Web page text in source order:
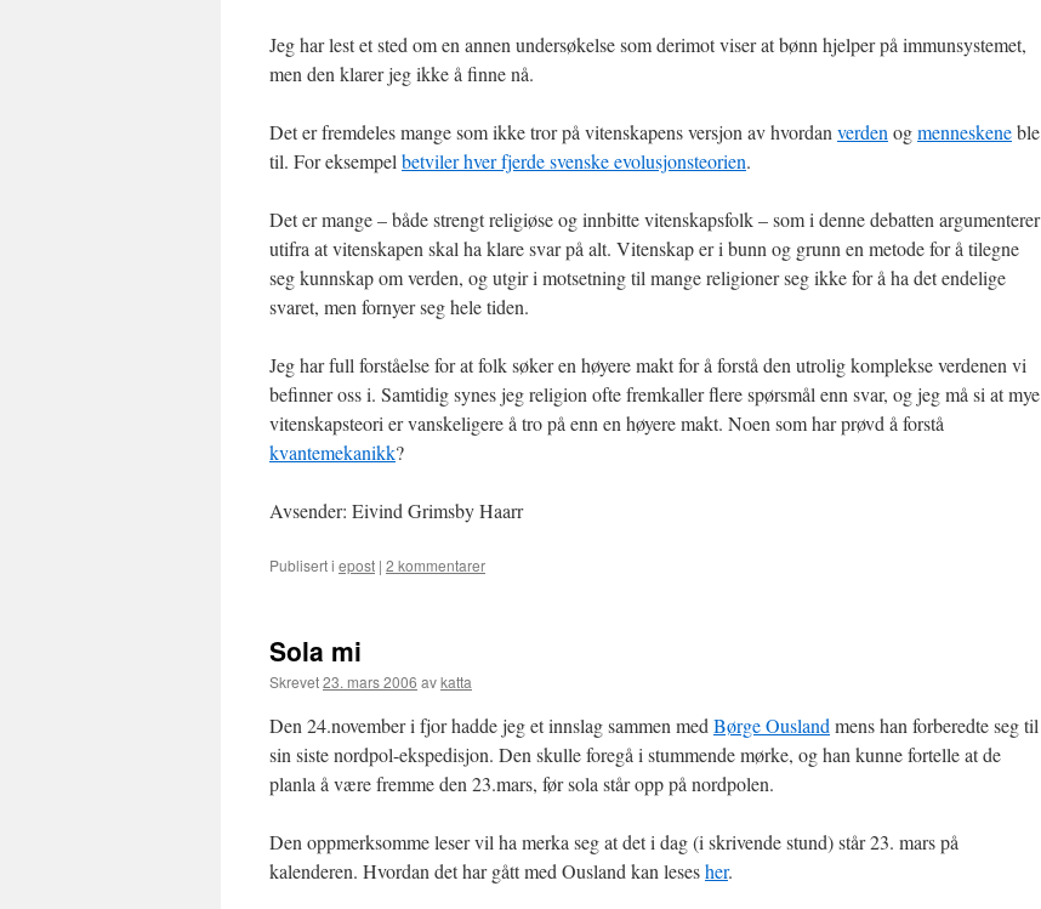
Jeg har lest et sted om en annen undersøkelse som derimot viser at bønn hjelper på immunsystemet,
men den klarer jeg ikke å finne nå.
Det er fremdeles mange som ikke tror på vitenskapens versjon av hvordan verden ogmenneskeneble
til. For eksempel betviler hver fjerde svenske evolusjonsteorien.
Det er mange – både strengt religiøse og innbitte vitenskapsfolk – som i denne debatten argumenterer
utifra at vitenskapen skal ha klare svar på alt. Vitenskap er i bunn og grunn en metode for å tilegne
seg kunnskap om verden, og utgir i motsetning til mange religioner seg ikke for å ha det endelige
svaret, men fornyer seg hele tiden.
Jeg har full forståelse for at folk søker en høyere makt for å forstå den utrolig komplekse verdenen vi
befinner oss i. Samtidig synes jeg religion ofte fremkaller flere spørsmål enn svar, og jeg må si at mye
vitenskapsteori er vanskeligere å tro på enn en høyere makt. Noen som har prøvd å forstå
kvantemekanikk?
Avsender: Eivind Grimsby Haarr
Publisert i epost | 2 kommentarer
Sola mi
Skrevet23. mars 2006 avkatta
Den 24.november i fjor hadde jeg et innslag sammen med Børge Ousland mens han forberedte seg til
sin siste nordpol-ekspedisjon. Den skulle foregå i stummende mørke, og han kunne fortelle at de
planla å være fremme den 23.mars, før sola står opp på nordpolen.
Den oppmerksomme leser vil ha merka seg at det i dag (i skrivende stund) står 23. mars på
kalenderen. Hvordan det har gått med Ousland kan lesesher.